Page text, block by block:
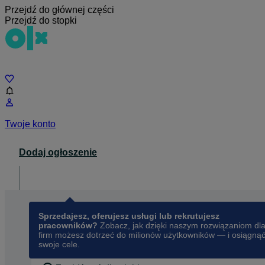
Przejdź do głównej części
Przejdź do stopki
Twoje konto
Dodaj ogłoszenie
Sprzedajesz, oferujesz usługi lub rekrutujesz
pracowników? Zobacz, jak dzięki naszym rozwiązaniom dla
firm możesz dotrzeć do milionów użytkowników — i osiągnąć
swoje cele.